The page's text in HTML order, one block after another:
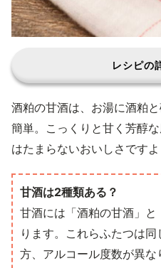
レシピの
酒粕の甘酒は、お湯に酒粕
簡単。こっくりと甘く芳醇
はたまらないおいしさですよ
甘酒は2種類ある？
甘酒には「酒粕の甘酒」
ります。これらふたつは
方、アルコール度数が異